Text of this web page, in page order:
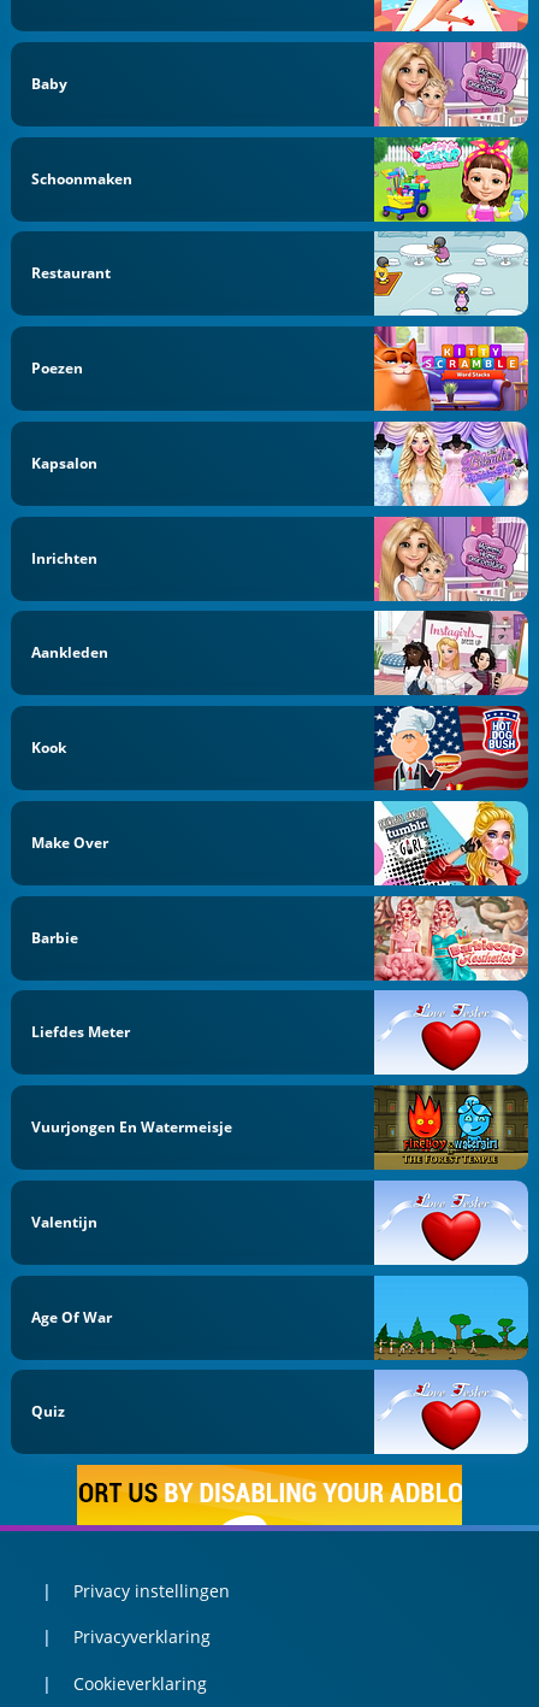
Baby
Schoonmaken
Restaurant
Poezen
Kapsalon
Inrichten
Aankleden
Kook
Make Over
Barbie
Liefdes Meter
Vuurjongen En Watermeisje
Valentijn
Age Of War
Quiz
Privacy instellingen
Privacyverklaring
Cookieverklaring